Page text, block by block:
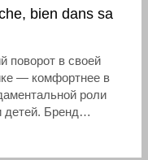
bien dans sa
поворот в своей
— комфортнее в
роли
детей. Бренд